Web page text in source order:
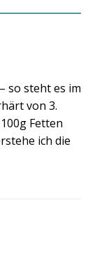
so steht es im
von 3.
Fetten
ich die